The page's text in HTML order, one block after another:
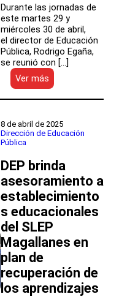
Durante las jornadas de
este martes 29 y
miércoles 30 de abril,
el director de Educación
Pública, Rodrigo Egaña,
se reunió con […]
Ver más
Director
Rodrigo
se
reúne
y
los
asistentes
de
la
educación
de
Magallanes
fortalecer
trabajo
colaborativo
8 de abril de 2025
Dirección de Educación
Pública
DEP brinda
asesoramiento a
establecimiento
s educacionales
del SLEP
Magallanes en
plan de
recuperación de
los aprendizajes